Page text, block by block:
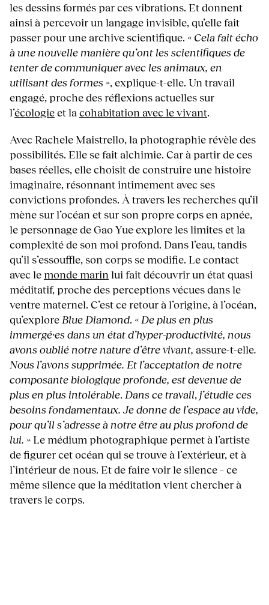
les dessins formés par ces vibrations. Et donnent
ainsi à percevoir un langage invisible, qu’elle fait
passer pour une archive scientifique. « Cela fait écho
à une nouvelle manière qu’ont les scientifiques de
tenter de communiquer avec les animaux, en
utilisant des formes », explique-t-elle. Un travail
engagé, proche des réflexions actuelles sur
l’écologieet la cohabitation avec le vivant.
Avec Rachele Maistrello, la photographie révèle des
possibilités. Elle se fait alchimie. Car à partir de ces
bases réelles, elle choisit de construire une histoire
imaginaire, résonnant intimement avec ses
convictions profondes. À travers les recherches qu’il
mène sur l’océan et sur son propre corps en apnée,
le personnage de Gao Yue explore les limites et la
complexité de son moi profond. Dans l’eau, tandis
qu’il s’essouffle, son corps se modifie. Le contact
avec lemonde marinlui fait découvrir un état quasi
méditatif, proche des perceptions vécues dans le
ventre maternel. C’est ce retour à l’origine, à l’océan,
qu’exploreBlue Diamond. « De plus en plus
immergé·es dans un état d’hyper-productivité, nous
avons oublié notre nature d’être vivant, assure-t-elle.
Nous l’avons supprimée. Et l’acceptation de notre
composante biologique profonde, est devenue de
plus en plus intolérable. Dans ce travail, j’étudie ces
besoins fondamentaux. Je donne de l’espace au vide,
pour qu’il s’adresse à notre être au plus profond de
lui. » Le médium photographique permet à l’artiste
de figurer cet océan qui se trouve à l’extérieur, et à
l’intérieur de nous. Et de faire voir le silence – ce
même silence que la méditation vient chercher à
travers le corps.